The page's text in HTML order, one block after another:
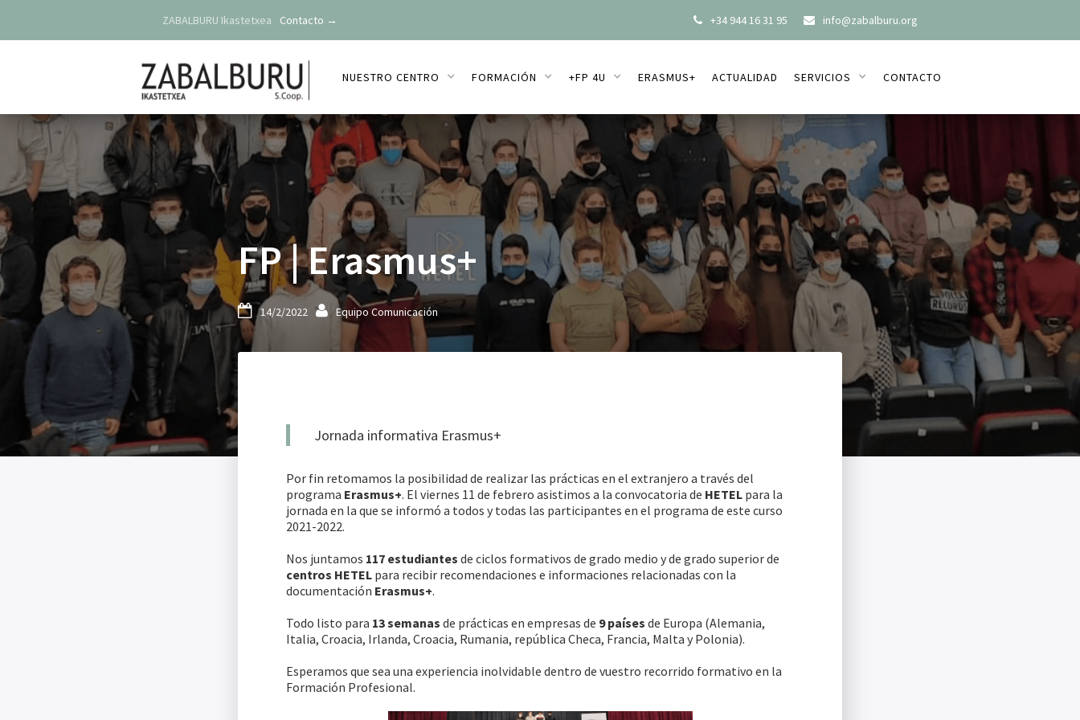
 +34 944 16 31 95  info@zabalburu.org
ZABALBURU Ikastetxea Contacto →
NUESTRO CENTRO FORMACIÓN +FP 4U ERASMUS+ ACTUALIDAD SERVICIOS CONTACTO
FP | Erasmus+
 14/2/2022  Equipo Comunicación
Jornada informativa Erasmus+
Por fin retomamos la posibilidad de realizar las prácticas en el extranjero a través del
programa Erasmus+. El viernes 11 de febrero asistimos a la convocatoria de HETEL para la
jornada en la que se informó a todos y todas las participantes en el programa de este curso
2021-2022.
Nos juntamos 117 estudiantes de ciclos formativos de grado medio y de grado superior de
centros HETEL para recibir recomendaciones e informaciones relacionadas con la
documentación Erasmus+.
Todo listo para 13 semanas de prácticas en empresas de 9 países de Europa (Alemania,
Italia, Croacia, Irlanda, Croacia, Rumania, república Checa, Francia, Malta y Polonia).
Esperamos que sea una experiencia inolvidable dentro de vuestro recorrido formativo en la
Formación Profesional.